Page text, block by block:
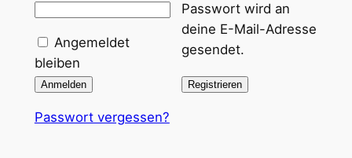
Angemeldet
bleiben
Anmelden
Passwort vergessen?
Passwort wird an
deine E-Mail-Adresse
gesendet.
Registrieren